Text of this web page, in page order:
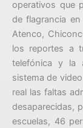
operativos que
de flagrancia
Atenco,
los reportes a
telefónica y la
sistema de
real las faltas
desaparecidas,
escuelas, 46